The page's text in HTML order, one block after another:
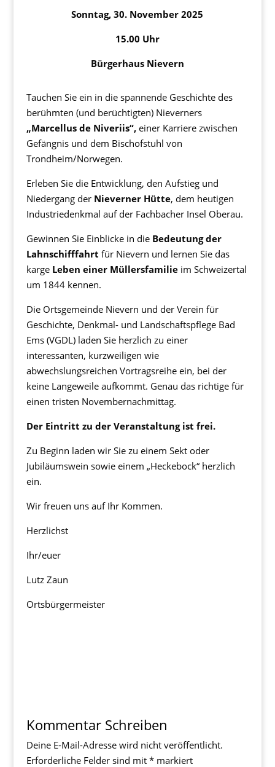
Sonntag, 30. November 2025
15.00 Uhr
Bürgerhaus Nievern
Tauchen Sie ein in die spannende Geschichte des
berühmten (und berüchtigten) Nieverners
„Marcellus de Niveriis“, einer Karriere zwischen
Gefängnis und dem Bischofstuhl von
Trondheim/Norwegen.
Erleben Sie die Entwicklung, den Aufstieg und
Niedergang der Nieverner Hütte, dem heutigen
Industriedenkmal auf der Fachbacher Insel Oberau.
Gewinnen Sie Einblicke in die Bedeutung der
Lahnschifffahrt für Nievern und lernen Sie das
karge Leben einer Müllersfamilieim Schweizertal
um 1844 kennen.
Die Ortsgemeinde Nievern und der Verein für
Geschichte, Denkmal- und Landschaftspflege Bad
Ems (VGDL) laden Sie herzlich zu einer
interessanten, kurzweiligen wie
abwechslungsreichen Vortragsreihe ein, bei der
keine Langeweile aufkommt. Genau das richtige für
einen tristen Novembernachmittag.
Der Eintritt zu der Veranstaltung ist frei.
Zu Beginn laden wir Sie zu einem Sekt oder
Jubiläumswein sowie einem „Heckebock“ herzlich
ein.
Wir freuen uns auf Ihr Kommen.
Herzlichst
Ihr/euer
Lutz Zaun
Ortsbürgermeister
Kommentar Schreiben
Deine E-Mail-Adresse wird nicht veröffentlicht.
Erforderliche Felder sind mit *markiert